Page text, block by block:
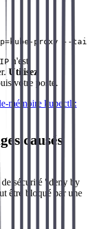
n'est
Utilisez
votre poste.
mémoire kubectl :
causés
sécurité "deny by
être bloqué par une